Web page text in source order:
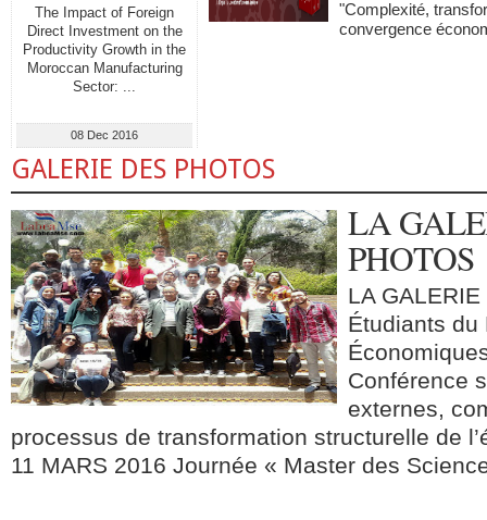
The Impact of Foreign
Direct Investment on the
Productivity Growth in the
Moroccan Manufacturing
Sector: ...
08 Dec 2016
"Complexité,
convergence
GALERIE DES PHOTOS
LA
PHOTOS
LA
Étudiants du
Conférence
externes,
processus de transformation structurelle de
11 MARS 2016 Journée « Master des